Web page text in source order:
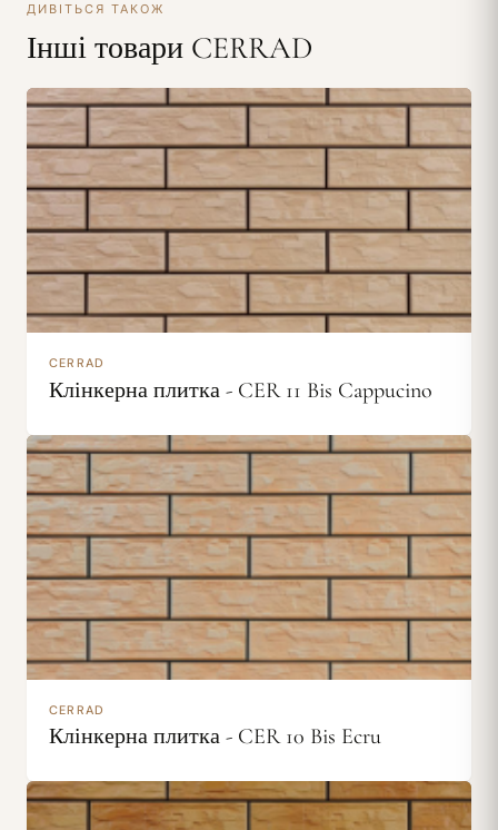
ДИВІТЬСЯ ТАКОЖ
Інші товари CERRAD
CERRAD
Клінкерна плитка - CER 11 Bis Cappucino
CERRAD
Клінкерна плитка - CER 10 Bis Ecru